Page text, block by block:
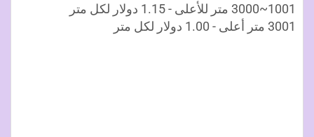
1001~3000 متر للأعلى - 1.15 دولار لكل متر
3001 متر أعلى - 1.00 دولار لكل متر